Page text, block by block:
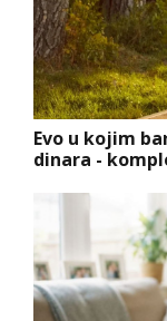
Evo u kojim
dinara -